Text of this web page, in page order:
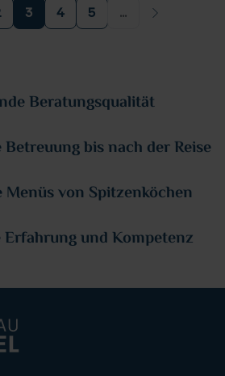
3 4 5 ...
Beratungsqualität
bis nach der Reise
Menüs von Spitzenköchen
Erfahrung und Kompetenz